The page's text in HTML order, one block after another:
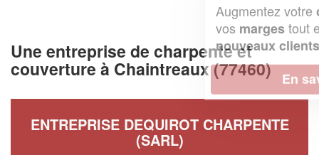
Une entreprise de charpente et
couverture à Chaintreaux (77460)
ENTREPRISE DEQUIROT CHARPENTE
(SARL)
chiffre d'affaireset
tout en gagnant de
nouveaux clients!
En savoir plus